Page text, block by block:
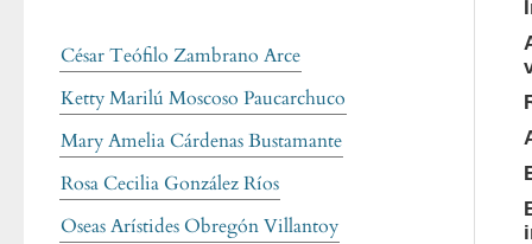
César Teófilo Zambrano Arce
Ketty Marilú Moscoso Paucarchuco
Mary Amelia Cárdenas Bustamante
Rosa Cecilia González Ríos
Oseas Arístides Obregón Villantoy